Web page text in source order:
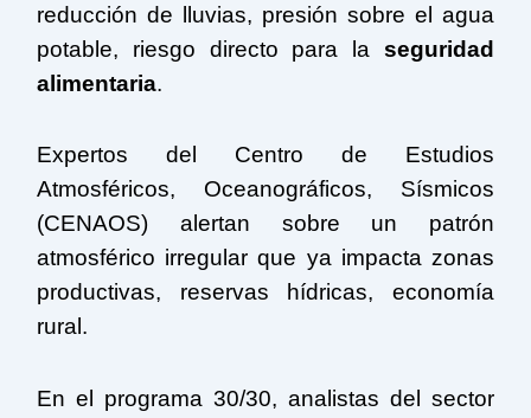
reducción de lluvias, presión sobre el agua
potable, riesgo directo para la seguridad
alimentaria.
Expertos del Centro de Estudios
Atmosféricos, Oceanográficos, Sísmicos
(CENAOS) alertan sobre un patrón
atmosférico irregular que ya impacta zonas
productivas, reservas hídricas, economía
rural.
En el programa 30/30, analistas del sector